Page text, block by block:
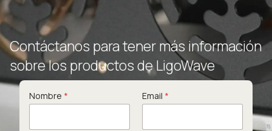
Contáctanos para tener más información
sobre los productos de LigoWave
Nombre * Email *